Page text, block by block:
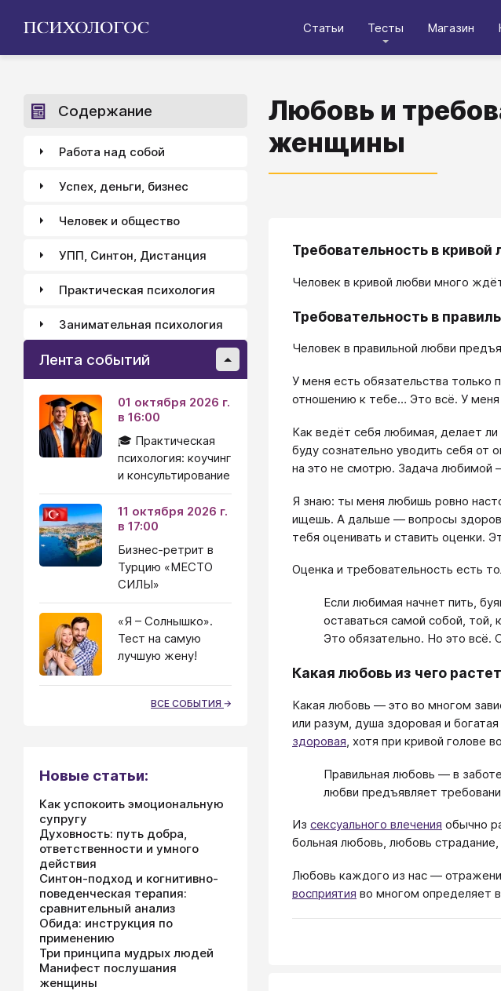
Статьи Тесты Магазин
Любовь и
женщины
Требовательность в кривой
Человек в кривой любви много
Требовательность в
Человек в правильной любви
У меня есть обязательства
отношению к тебе… Это всё. У меня
Как ведёт себя любимая, делает
буду сознательно уводить себя от
на это не смотрю. Задача
Я знаю: ты меня любишь ровно
ищешь. А дальше — вопросы
тебя оценивать и ставить оценки.
Оценка и требовательность есть
Если любимая начнет пить,
оставаться самой собой,
Это обязательно. Но это всё.
Какая любовь из чего растет
Какая любовь — это во многом
или разум, душа здоровая и
здоровая, хотя при кривой голове
Правильная любовь — в
любви предъявляет
Из сексуального влечения обычно
больная любовь, любовь
Любовь каждого из нас —
восприятия во многом определяет
Содержание
Работа над собой
Успех, деньги, бизнес
Человек и общество
УПП, Синтон, Дистанция
Практическая психология
Занимательная психология
Лента событий
01 октября 2026 г.
в 16:00
🎓 Практическая
психология: коучинг
и консультирование
11 октября 2026 г.
в 17:00
Бизнес-ретрит в
Турцию «МЕСТО
СИЛЫ»
«Я – Солнышко».
Тест на самую
лучшую жену!
ВСЕ СОБЫТИЯ
Новые статьи:
Как успокоить эмоциональную
супругу
Духовность: путь добра,
ответственности и умного
действия
Синтон-подход и когнитивно-
поведенческая терапия:
сравнительный анализ
Обида: инструкция по
применению
Три принципа мудрых людей
Манифест послушания
женщины